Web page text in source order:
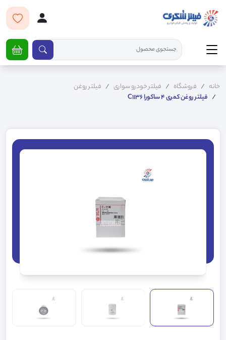
خانه فروشگاه فیلتر خودرو سواری
فیلتر روغن
فیلتر روغن کمری 4 ساکورا C1136